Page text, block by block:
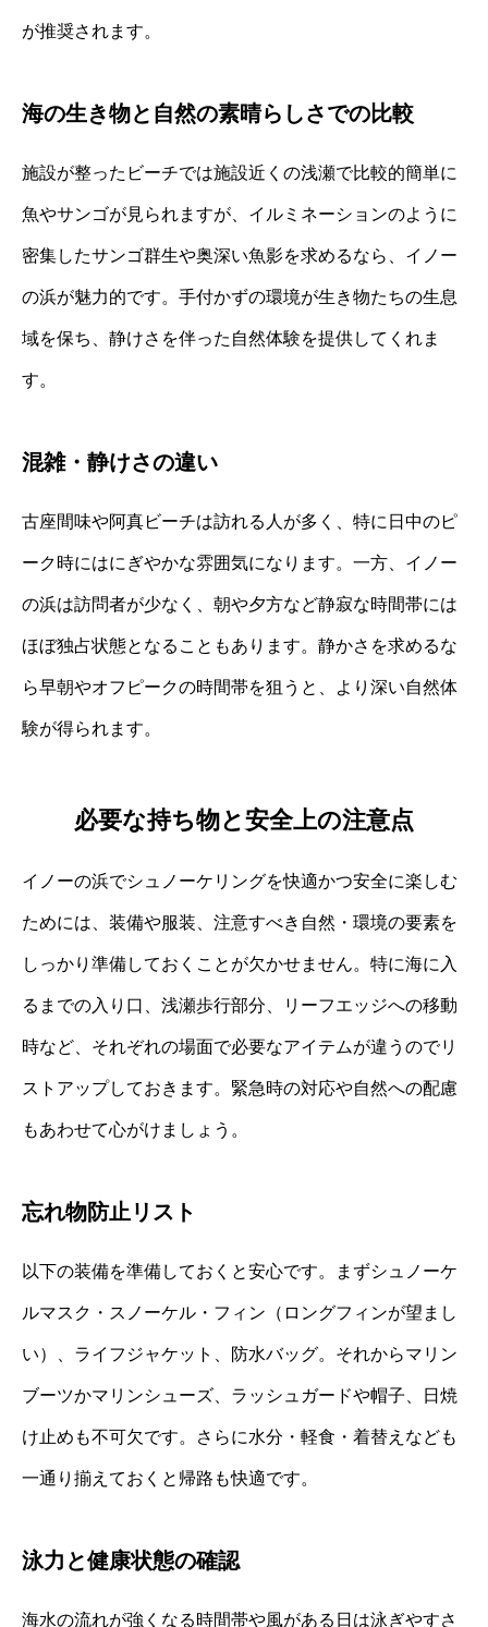
が推奨されます。
海の生き物と自然の素晴らしさでの比較
施設が整ったビーチでは施設近くの浅瀬で比較的簡単に
魚やサンゴが見られますが、イルミネーションのように
密集したサンゴ群生や奥深い魚影を求めるなら、イノー
の浜が魅力的です。手付かずの環境が生き物たちの生息
域を保ち、静けさを伴った自然体験を提供してくれま
す。
混雑・静けさの違い
古座間味や阿真ビーチは訪れる人が多く、特に日中のピ
ーク時にはにぎやかな雰囲気になります。一方、イノー
の浜は訪問者が少なく、朝や夕方など静寂な時間帯には
ほぼ独占状態となることもあります。静かさを求めるな
ら早朝やオフピークの時間帯を狙うと、より深い自然体
験が得られます。
必要な持ち物と安全上の注意点
イノーの浜でシュノーケリングを快適かつ安全に楽しむ
ためには、装備や服装、注意すべき自然・環境の要素を
しっかり準備しておくことが欠かせません。特に海に入
るまでの入り口、浅瀬歩行部分、リーフエッジへの移動
時など、それぞれの場面で必要なアイテムが違うのでリ
ストアップしておきます。緊急時の対応や自然への配慮
もあわせて心がけましょう。
忘れ物防止リスト
以下の装備を準備しておくと安心です。まずシュノーケ
ルマスク・スノーケル・フィン（ロングフィンが望まし
い）、ライフジャケット、防水バッグ。それからマリン
ブーツかマリンシューズ、ラッシュガードや帽子、日焼
け止めも不可欠です。さらに水分・軽食・着替えなども
一通り揃えておくと帰路も快適です。
泳力と健康状態の確認
海水の流れが強くなる時間帯や風がある日は泳ぎやすさ